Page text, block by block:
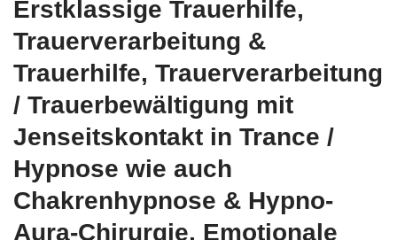
Erstklassige Trauerhilfe,
Trauerverarbeitung &
Trauerhilfe, Trauerverarbeitung
/ Trauerbewältigung mit
Jenseitskontakt in Trance /
Hypnose wie auch
Chakrenhypnose & Hypno-
Aura-Chirurgie, Emotionale